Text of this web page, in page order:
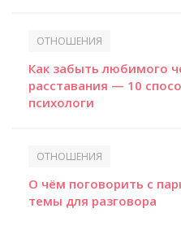
ОТНОШЕНИЯ
Как забыть любимого
расставания — 10
психологи
ОТНОШЕНИЯ
О чём поговорить с
темы для разговора